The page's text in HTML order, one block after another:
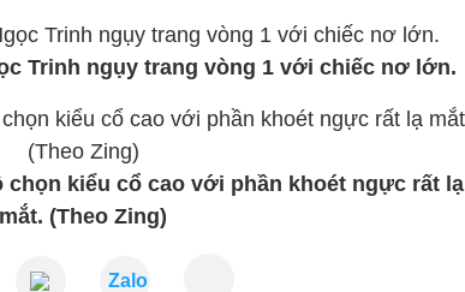
Trinh ngụy trang vòng 1 với chiếc nơ lớn.
chọn kiểu cổ cao với phần khoét ngực rất lạ
mắt. (Theo Zing)
Zalo